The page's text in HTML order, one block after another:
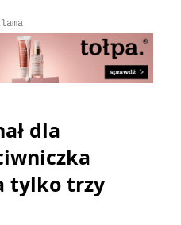
dla
tylko trzy